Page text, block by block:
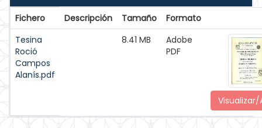
Fichero Descripción Tamaño
Formato
Tesina
Roció
Campos
Alanís.pdf
8.41 MB
Adobe
PDF
Visualizar/